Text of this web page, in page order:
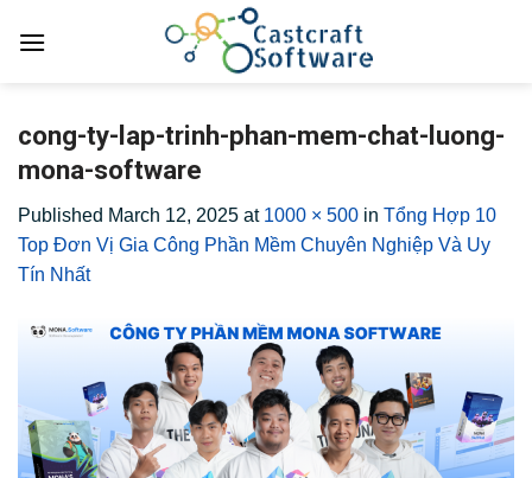
cong-ty-lap-trinh-phan-mem-chat-luong-
mona-software
Published March 12, 2025 at 1000 × 500 in Tổng Hợp 10
Top Đơn Vị Gia Công Phần Mềm Chuyên Nghiệp Và Uy
Tín Nhất